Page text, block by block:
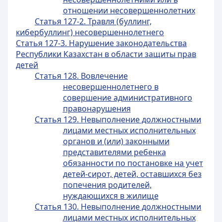
отношении несовершеннолетних
Статья 127-2. Травля (буллинг,
кибербуллинг) несовершеннолетнего
Статья 127-3. Нарушение законодательства
Республики Казахстан в области защиты прав
детей
Статья 128. Вовлечение
несовершеннолетнего в
совершение административного
правонарушения
Статья 129. Невыполнение должностными
лицами местных исполнительных
органов и (или) законными
представителями ребенка
обязанности по постановке на учет
детей-сирот, детей, оставшихся без
попечения родителей,
нуждающихся в жилище
Статья 130. Невыполнение должностными
лицами местных исполнительных